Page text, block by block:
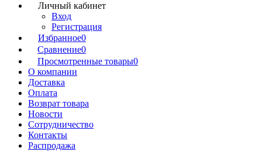
Личный кабинет
Вход
Регистрация
Избранное0
Сравнение0
Просмотренные товары0
О компании
Доставка
Оплата
Возврат товара
Новости
Сотрудничество
Контакты
Распродажа